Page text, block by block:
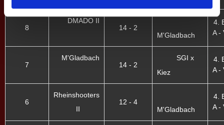
8
DMADO II
14 - 2
M'Gladbach
4.
A -
7
M'Gladbach
14 - 2
SGI x
Kiez
4.
A -
6
Rheinshooters
II
12 - 4
M'Gladbach
4.
A -